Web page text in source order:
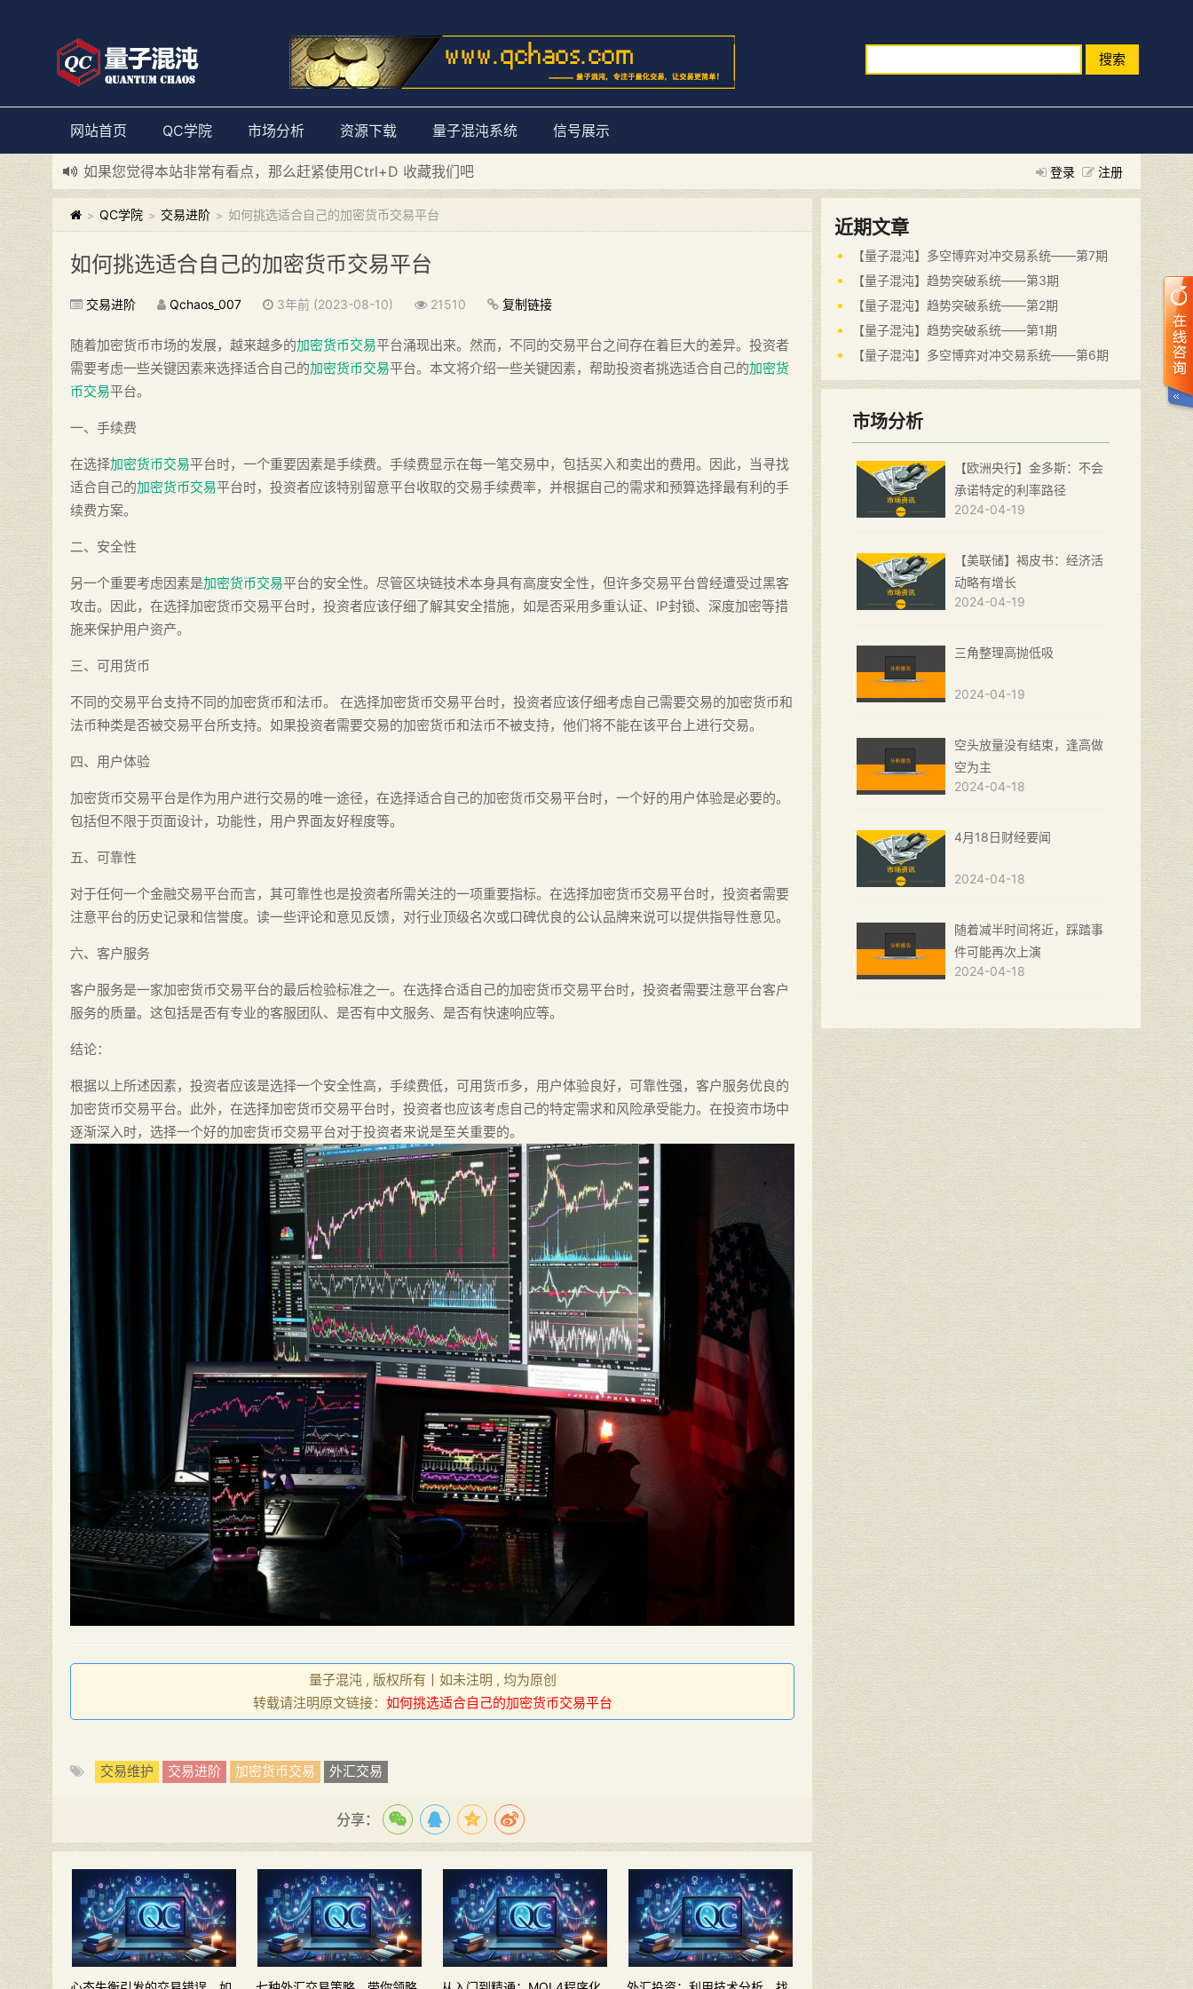
搜索
网站首页 QC学院 市场分析 资源下载 量子混沌系统 信号展示
登录 注册
如果您觉得本站非常有看点，那么赶紧使用Ctrl+D 收藏我们吧
新添加量子混沌系统板块，欢迎大家访问！---“量子混沌系统”
> QC学院 > 交易进阶 > 如何挑选适合自己的加密货币交易平台
如何挑选适合自己的加密货币交易平台
交易进阶 Qchaos_007 3年前 (2023-08-10) 21510 复制链接
随着加密货币市场的发展，越来越多的加密货币交易平台涌现出来。然而，不同的交易平台之间存在着巨大的差异。投资者
需要考虑一些关键因素来选择适合自己的加密货币交易平台。本文将介绍一些关键因素，帮助投资者挑选适合自己的加密货
币交易平台。
一、手续费
在选择加密货币交易平台时，一个重要因素是手续费。手续费显示在每一笔交易中，包括买入和卖出的费用。因此，当寻找
适合自己的加密货币交易平台时，投资者应该特别留意平台收取的交易手续费率，并根据自己的需求和预算选择最有利的手
续费方案。
二、安全性
另一个重要考虑因素是加密货币交易平台的安全性。尽管区块链技术本身具有高度安全性，但许多交易平台曾经遭受过黑客
攻击。因此，在选择加密货币交易平台时，投资者应该仔细了解其安全措施，如是否采用多重认证、IP封锁、深度加密等措
施来保护用户资产。
三、可用货币
不同的交易平台支持不同的加密货币和法币。 在选择加密货币交易平台时，投资者应该仔细考虑自己需要交易的加密货币和
法币种类是否被交易平台所支持。如果投资者需要交易的加密货币和法币不被支持，他们将不能在该平台上进行交易。
四、用户体验
加密货币交易平台是作为用户进行交易的唯一途径，在选择适合自己的加密货币交易平台时，一个好的用户体验是必要的。
包括但不限于页面设计，功能性，用户界面友好程度等。
五、可靠性
对于任何一个金融交易平台而言，其可靠性也是投资者所需关注的一项重要指标。在选择加密货币交易平台时，投资者需要
注意平台的历史记录和信誉度。读一些评论和意见反馈，对行业顶级名次或口碑优良的公认品牌来说可以提供指导性意见。
六、客户服务
客户服务是一家加密货币交易平台的最后检验标准之一。在选择合适自己的加密货币交易平台时，投资者需要注意平台客户
服务的质量。这包括是否有专业的客服团队、是否有中文服务、是否有快速响应等。
结论：
根据以上所述因素，投资者应该是选择一个安全性高，手续费低，可用货币多，用户体验良好，可靠性强，客户服务优良的
加密货币交易平台。此外，在选择加密货币交易平台时，投资者也应该考虑自己的特定需求和风险承受能力。在投资市场中
逐渐深入时，选择一个好的加密货币交易平台对于投资者来说是至关重要的。
量子混沌 , 版权所有丨如未注明 , 均为原创
转载请注明原文链接： 如何挑选适合自己的加密货币交易平台
交易维护 交易进阶 加密货币交易 外汇交易
分享：
近期文章
【量子混沌】多空博弈对冲交易系统——第7期
【量子混沌】趋势突破系统——第3期
【量子混沌】趋势突破系统——第2期
【量子混沌】趋势突破系统——第1期
【量子混沌】多空博弈对冲交易系统——第6期
市场分析
【欧洲央行】金多斯：不会
承诺特定的利率路径
2024-04-19
【美联储】褐皮书：经济活
动略有增长
2024-04-19
三角整理高抛低吸
2024-04-19
空头放量没有结束，逢高做
空为主
2024-04-18
4月18日财经要闻
2024-04-18
随着减半时间将近，踩踏事
件可能再次上演
2024-04-18